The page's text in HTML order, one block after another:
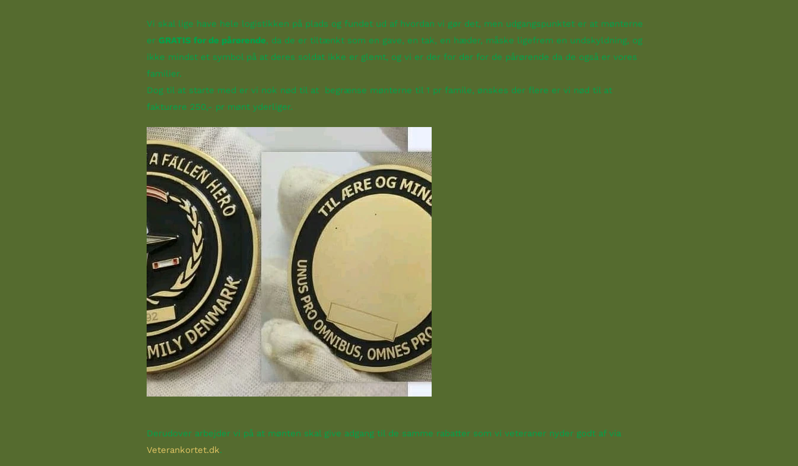
Vi skal lige have hele logistikken på plads og fundet ud af hvordan vi gør det, men udgangspunktet er at mønterne
er GRATIS for de pårørende, da de er tiltænkt som en gave, en tak, en hæder, måske ligefrem en undskyldning, og
ikke mindst et symbol på at deres soldat ikke er glemt, og vi er der for der for de pårørende da de også er vores
familier.
Dog til at starte med er vi nok nød til at begrænse mønterne til 1 pr famile, ønskes der flere er vi nød til at
fakturere 250,- pr mønt yderliger.
Derudover arbejder vi på at mønten skal give adgang til de samme rabatter som vi veteraner nyder godt af via
Veterankortet.dk.